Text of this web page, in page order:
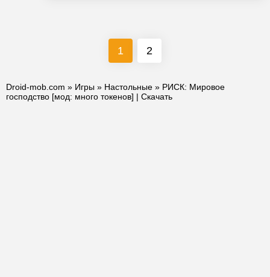
1 2
Droid-mob.com » Игры » Настольные » РИСК: Мировое
господство [мод: много токенов] | Скачать